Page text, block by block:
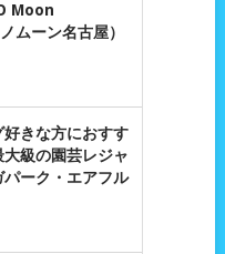
Moon
ムーン名古屋）
好きな方におすす
級の園芸レジャ
パーク・エアフル